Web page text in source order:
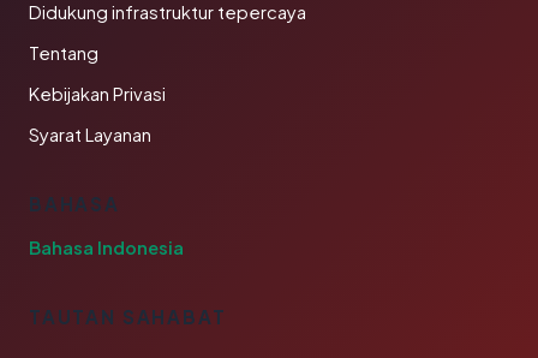
Didukung infrastruktur tepercaya
Tentang
Kebijakan Privasi
Syarat Layanan
BAHASA
Bahasa Indonesia
TAUTAN SAHABAT